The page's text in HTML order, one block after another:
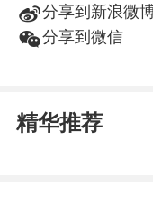
t分享到新浪微
w分享到微信
精华推荐